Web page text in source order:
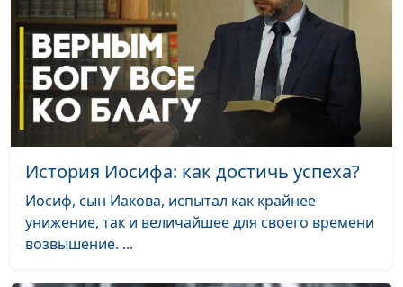
гуманитарного
университета
Уроки древней истории:
вавилонский плен Израиля
Юлия Синицына,
Сергей Давидоглу,
библеист, аспирант
гуманитарного
университета
Вера, которой желает Бог
Юлия Синицына,
библеист, аспирант
История Иосифа: как достичь успеха?
Иосиф, сын Иакова, испытал как крайнее
унижение, так и величайшее для своего времени
возвышение. ...